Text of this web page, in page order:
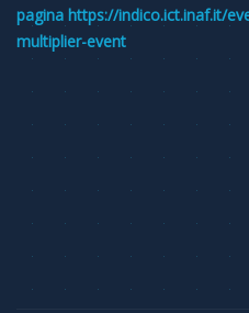
pagina https://indico.ict.inaf.it/
multiplier-event